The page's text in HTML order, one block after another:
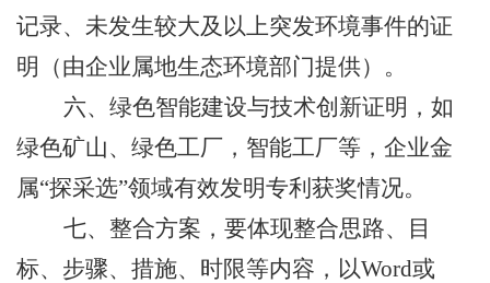
记录、未发生较大及以上突发环境事件的证
明（由企业属地生态环境部门提供）。
六、绿色智能建设与技术创新证明，如
绿色矿山、绿色工厂，智能工厂等，企业金
属“探采选”领域有效发明专利获奖情况。
七、整合方案，要体现整合思路、目
标、步骤、措施、时限等内容，以Word或